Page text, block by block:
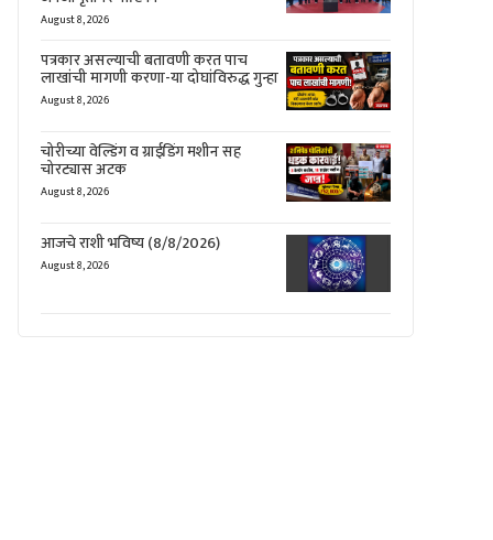
August 8, 2026
पत्रकार असल्याची बतावणी करत पाच
लाखांची मागणी करणा-या दोघांविरुद्ध गुन्हा
August 8, 2026
चोरीच्या वेल्डिंग व ग्राईडिंग मशीन सह
चोरट्यास अटक
August 8, 2026
आजचे राशी भविष्य (8/8/2026)
August 8, 2026